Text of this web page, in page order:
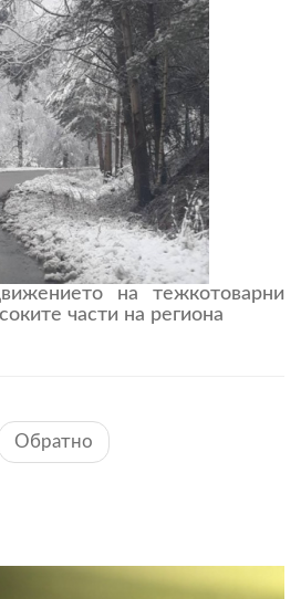
на тежкотоварни
части на региона
Обратно